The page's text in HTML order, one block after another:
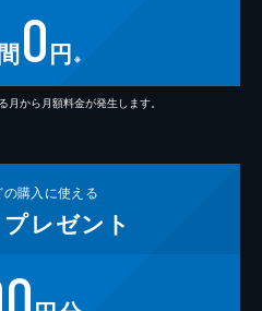
0円 ※
から月額料金が発生します。
の購入に使える
プレゼント